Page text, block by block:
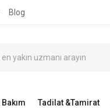
Blog
Tadilat &Tamirat